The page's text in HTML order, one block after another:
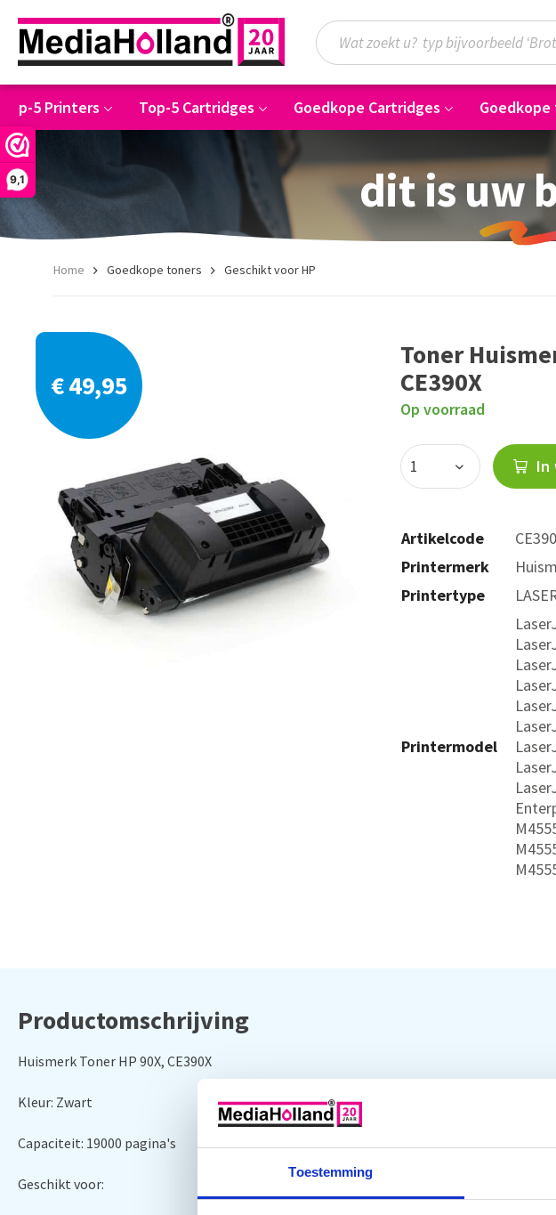
Toestemming
9,1
Top-5 Printers Top-5 Cartridges Goedkope Cartridges
dit is uw
Home Goedkope toners Geschikt voor HP
€ 49,95
Toner
CE390X
Op voorraad
In
Artikelcode
Printermerk
Printertype
Printermodel
Productomschrijving
Huismerk Toner HP 90X, CE390X
Kleur: Zwart
Capaciteit: 19000 pagina's
Geschikt voor: